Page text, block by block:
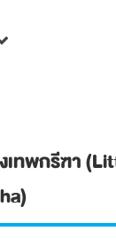
ทพกรีฑา